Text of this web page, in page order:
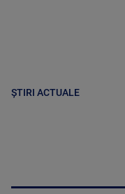
ȘTIRI ACTUALE